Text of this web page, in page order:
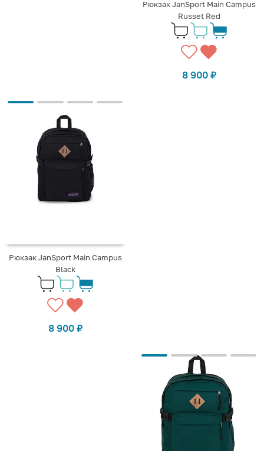
Рюкзак JanSport Main Campus
Russet Red
8 900 ₽
Рюкзак JanSport Main Campus
Black
8 900 ₽